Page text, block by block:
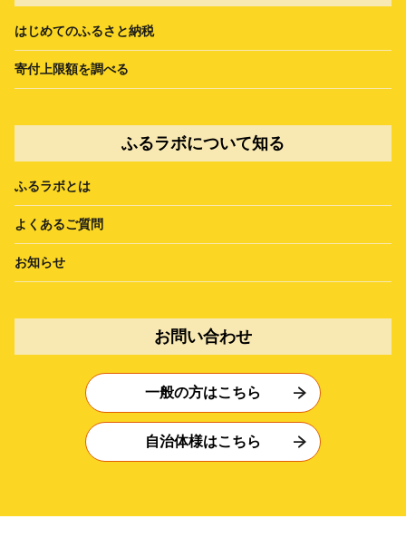
はじめてのふるさと納税
寄付上限額を調べる
ふるラボについて知る
ふるラボとは
よくあるご質問
お知らせ
お問い合わせ
一般の方はこちら
自治体様はこちら